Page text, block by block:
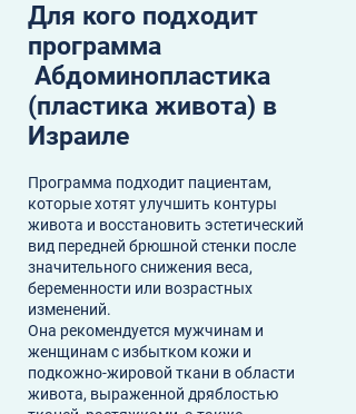
Для кого подходит
программа
Абдоминопластика
(пластика живота) в
Израиле
Программа подходит пациентам,
которые хотят улучшить контуры
живота и восстановить эстетический
вид передней брюшной стенки после
значительного снижения веса,
беременности или возрастных
изменений.
Она рекомендуется мужчинам и
женщинам с избытком кожи и
подкожно-жировой ткани в области
живота, выраженной дряблостью